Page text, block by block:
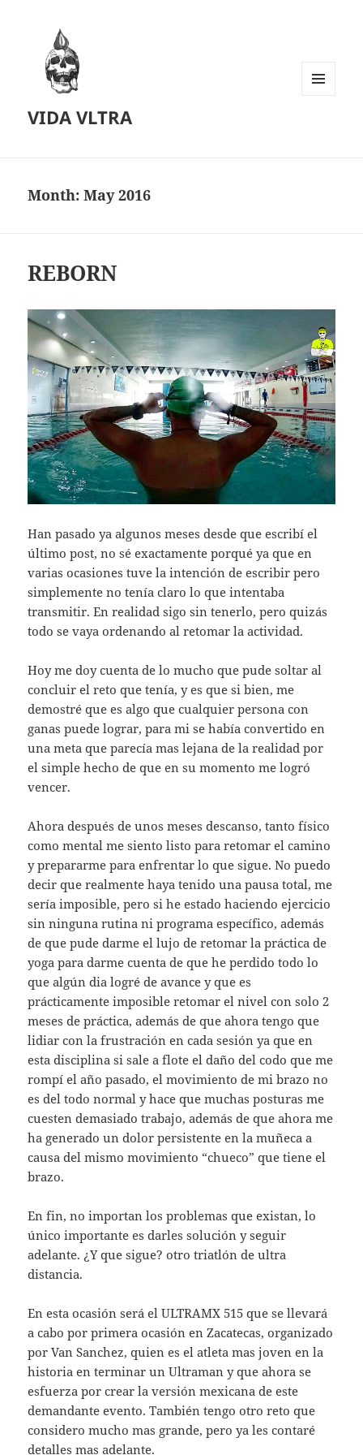
VIDA VLTRA
Month:May 2016
REBORN
Han pasado ya algunos meses desde que escribí el
último post, no sé exactamente porqué ya que en
varias ocasiones tuve la intención de escribir pero
simplemente no tenía claro lo que intentaba
transmitir. En realidad sigo sin tenerlo, pero quizás
todo se vaya ordenando al retomar la actividad.
Hoy me doy cuenta de lo mucho que pude soltar al
concluir el reto que tenía, y es que si bien, me
demostré que es algo que cualquier persona con
ganas puede lograr, para mi se había convertido en
una meta que parecía mas lejana de la realidad por
el simple hecho de que en su momento me logró
vencer.
Ahora después de unos meses descanso, tanto físico
como mental me siento listo para retomar el camino
y prepararme para enfrentar lo que sigue. No puedo
decir que realmente haya tenido una pausa total, me
sería imposible, pero si he estado haciendo ejercicio
sin ninguna rutina ni programa específico, además
de que pude darme el lujo de retomar la práctica de
yoga para darme cuenta de que he perdido todo lo
que algún dia logré de avance y que es
prácticamente imposible retomar el nivel con solo 2
meses de práctica, además de que ahora tengo que
lidiar con la frustración en cada sesión ya que en
esta disciplina si sale a flote el daño del codo que me
rompí el año pasado, el movimiento de mi brazo no
es del todo normal y hace que muchas posturas me
cuesten demasiado trabajo, además de que ahora me
ha generado un dolor persistente en la muñeca a
causa del mismo movimiento “chueco” que tiene el
brazo.
En fin, no importan los problemas que existan, lo
único importante es darles solución y seguir
adelante. ¿Y que sigue? otro triatlón de ultra
distancia.
En esta ocasión será el ULTRAMX 515 que se llevará
a cabo por primera ocasión en Zacatecas, organizado
por Van Sanchez, quien es el atleta mas joven en la
historia en terminar un Ultraman y que ahora se
esfuerza por crear la versión mexicana de este
demandante evento. También tengo otro reto que
considero mucho mas grande, pero ya les contaré
detalles mas adelante.